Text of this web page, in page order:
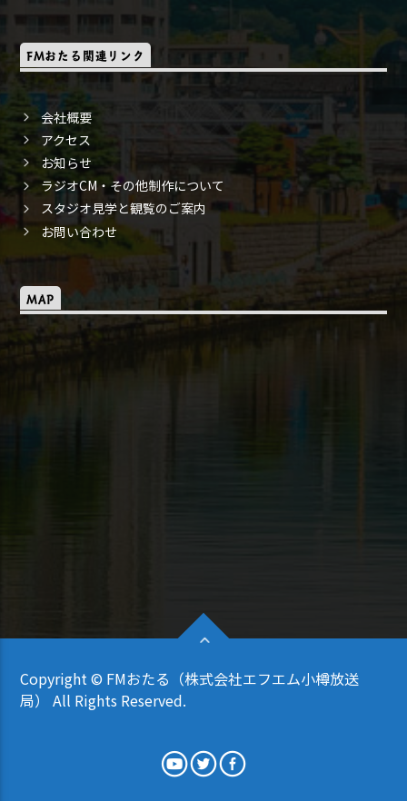
FMおたる関連リンク
会社概要
アクセス
お知らせ
ラジオCM・その他制作について
スタジオ見学と観覧のご案内
お問い合わせ
MAP
Copyright © FMおたる（株式会社エフエム小樽放送
局） All Rights Reserved.